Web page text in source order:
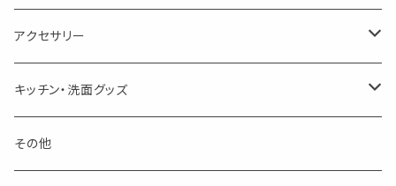
箱入りアソート
スクリュー容器
チューブ
スライドケース
サシェ・香り袋
アロマオイルウォーマー
アロマストーン
音楽・楽器
ポストカード・メッセージカード
フック・マグネット・画鋲
ステッカー・マスキングテープ・付箋
キャンドル・お香
ウォールアイテム
フック・マグネット・画鋲
収納・小物トレー
アクセサリー
ブローチ・ピンバッチ
ピアス
キッチン・洗面グッズ
カトラリー
その他